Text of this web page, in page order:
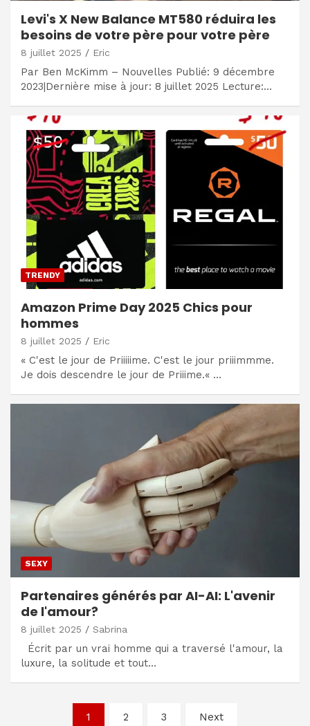
Levi's X New Balance MT580 réduira les
besoins de votre père pour votre père
8 juillet 2025 Eric
Par Ben McKimm – Nouvelles Publié: 9 décembre
2023|Dernière mise à jour: 8 juillet 2025 Lecture:…
TRENDY
Amazon Prime Day 2025 Chics pour
hommes
8 juillet 2025 Eric
« C'est le jour de Priiiiime. C'est le jour priiimmme.
Je dois descendre le jour de Priiime.« …
SEXY
Partenaires générés par AI-AI: L'avenir
de l'amour?
8 juillet 2025 Sabrina
Écrit par un vrai homme qui a traversé l'amour, la
luxure, la solitude et tout…
Navigation
1 2 3 Next